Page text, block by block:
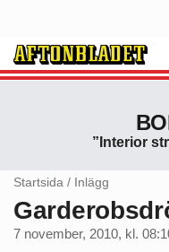
”Interior
Startsida / Inlägg
7 november, 2010, kl.